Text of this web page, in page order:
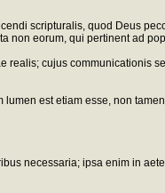
scripturalis, quod Deus
non eorum, qui pertinent ad
cujus communicationis
est etiam esse, non
necessaria; ipsa enim in